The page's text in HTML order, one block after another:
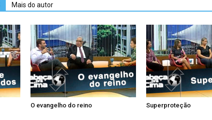
Mais do autor
O evangelho do reino Superproteção